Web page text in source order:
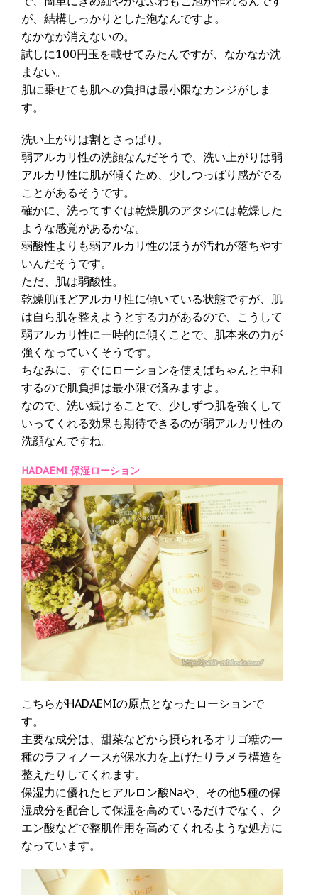
が、結構しっかりとした泡なんですよ。
なかなか消えないの。
試しに100円玉を載せてみたんですが、なかなか沈
まない。
肌に乗せても肌への負担は最小限なカンジがしま
す。
洗い上がりは割とさっぱり。
弱アルカリ性の洗顔なんだそうで、洗い上がりは弱
アルカリ性に肌が傾くため、少しつっぱり感がでる
ことがあるそうです。
確かに、洗ってすぐは乾燥肌のアタシには乾燥した
ような感覚があるかな。
弱酸性よりも弱アルカリ性のほうが汚れが落ちやす
いんだそうです。
ただ、肌は弱酸性。
乾燥肌ほどアルカリ性に傾いている状態ですが、肌
は自ら肌を整えようとする力があるので、こうして
弱アルカリ性に一時的に傾くことで、肌本来の力が
強くなっていくそうです。
ちなみに、すぐにローションを使えばちゃんと中和
するので肌負担は最小限で済みますよ。
なので、洗い続けることで、少しずつ肌を強くして
いってくれる効果も期待できるのが弱アルカリ性の
洗顔なんですね。
HADAEMI 保湿ローション
こちらがHADAEMIの原点となったローションで
す。
主要な成分は、甜菜などから摂られるオリゴ糖の一
種のラフィノースが保水力を上げたりラメラ構造を
整えたりしてくれます。
保湿力に優れたヒアルロン酸Naや、その他5種の保
湿成分を配合して保湿を高めているだけでなく、ク
エン酸などで整肌作用を高めてくれるような処方に
なっています。